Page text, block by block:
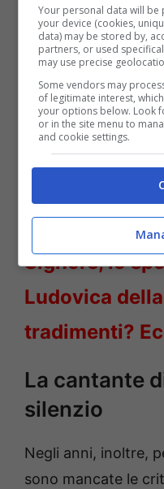
Anna Tatangelo
LEGGI ANCHE
Mannoia
marito? Ex
LEGGI ANCHE
Signore, lo
Ludovica della
tradimenti?
La cantante
silenzio
Negli anni, inoltre,
sono mancate le
Your personal data will
your device (cookies,
data) may be stored by,
partners, or used
may use precise
Some vendors may
of legitimate interest,
your options below. Look
or in the site menu to
and cookie settings.